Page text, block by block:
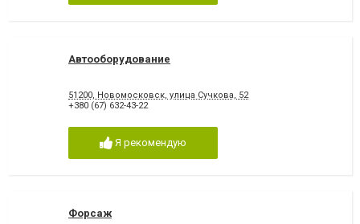
Автооборудование
51200, Новомосковск, улица Сучкова, 52
+380 (67) 632-43-22
Я рекомендую
Форсаж